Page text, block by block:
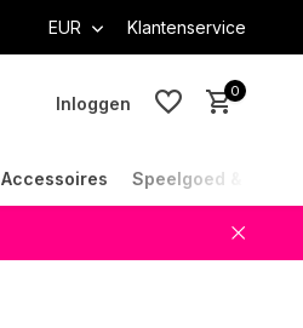
EUR Klantenservice
Inloggen
0
Accessoires Speelgoed &